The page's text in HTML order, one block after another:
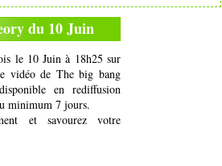
du 10 Juin
le 10 Juin à 18h25 sur
vidéo de The big bang
en rediffusion
minimum 7 jours.
et savourez votre